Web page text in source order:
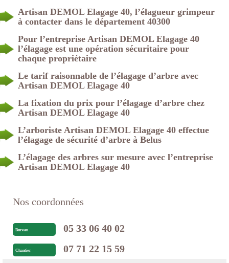
Artisan DEMOL Elagage 40, l’élagueur grimpeur
à contacter dans le département 40300
Pour l’entreprise Artisan DEMOL Elagage 40
l’élagage est une opération sécuritaire pour
chaque propriétaire
Le tarif raisonnable de l’élagage d’arbre avec
Artisan DEMOL Elagage 40
La fixation du prix pour l’élagage d’arbre chez
Artisan DEMOL Elagage 40
L’arboriste Artisan DEMOL Elagage 40 effectue
l’élagage de sécurité d’arbre à Belus
L’élagage des arbres sur mesure avec l’entreprise
Artisan DEMOL Elagage 40
Nos coordonnées
Bureau 05 33 06 40 02
Chantier 07 71 22 15 59